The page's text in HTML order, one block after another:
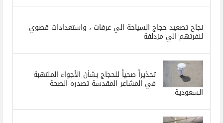
نجاح تصعيد حجاج السياحة الي عرفات ، واستعدادات قصوي
لنفرتهم الي مزدلفة
تحذيراً صحياً للحجاج بشأن الأجواء الملتهبة
في المشاعر المقدسة تصدره الصحة
السعودية